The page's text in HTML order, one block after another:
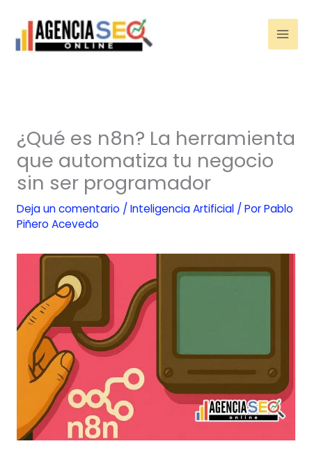
contenido
¿Qué es n8n? La herramienta
que automatiza tu negocio
sin ser programador
Deja un comentario / Inteligencia Artificial/ PorPablo
Piñero Acevedo